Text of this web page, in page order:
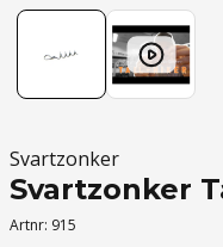
Svartzonker
Svartzonker
Artnr: 915